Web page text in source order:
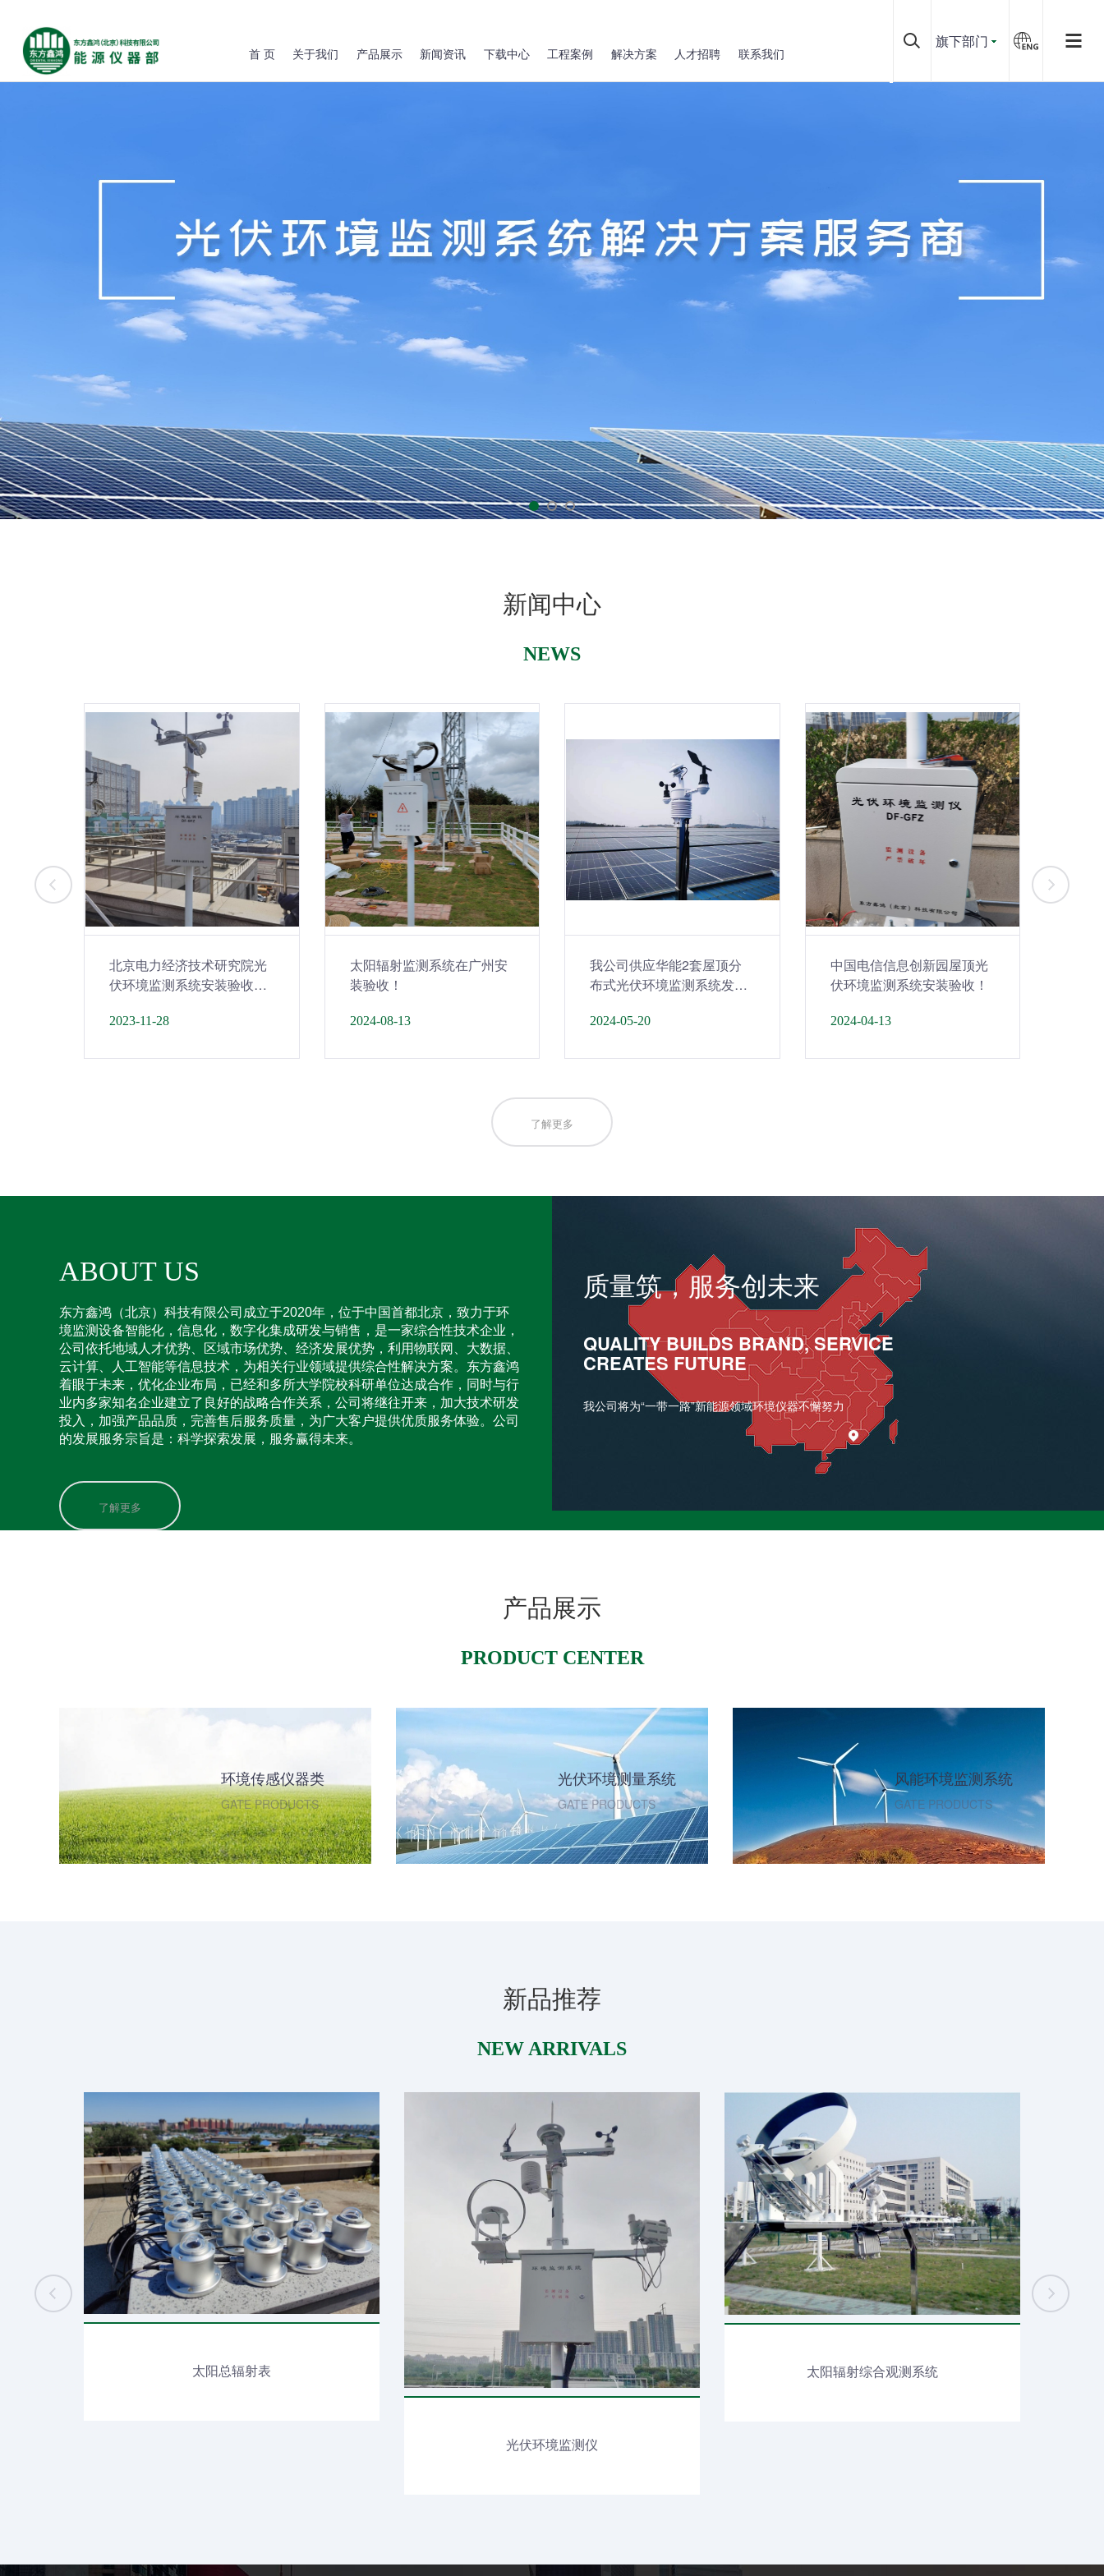
首 页 关于我们 产品展示 新闻资讯 下载中心 工程案例 解决方案 人才招聘 联系我们
旗下部门
新闻中心
NEWS
北京电力经济技术研究院光
伏环境监测系统安装验收完
2023-11-28
太阳辐射监测系统在广州安
装验收！
2024-08-13
我公司供应华能2套屋顶分
布式光伏环境监测系统发
2024-05-20
中国电信信息创新园屋顶光
伏环境监测系统安装验收！
2024-04-13
了解更多
质量筑，服务创未来
QUALITY BUILDS BRAND, SERVICE
CREATES FUTURE
我公司将为“一带一路”新能源领域环境仪器不懈努力
ABOUT US
东方鑫鸿（北京）科技有限公司成立于2020年，位于中国首都北京，致力于环
境监测设备智能化，信息化，数字化集成研发与销售，是一家综合性技术企业，
公司依托地域人才优势、区域市场优势、经济发展优势，利用物联网、大数据、
云计算、人工智能等信息技术，为相关行业领域提供综合性解决方案。东方鑫鸿
着眼于未来，优化企业布局，已经和多所大学院校科研单位达成合作，同时与行
业内多家知名企业建立了良好的战略合作关系，公司将继往开来，加大技术研发
投入，加强产品品质，完善售后服务质量，为广大客户提供优质服务体验。公司
的发展服务宗旨是：科学探索发展，服务赢得未来。
了解更多
产品展示
PRODUCT CENTER
环境传感仪器类
GATE PRODUCTS
光伏环境测量系统
GATE PRODUCTS
风能环境监测系统
GATE PRODUCTS
新品推荐
NEW ARRIVALS
太阳总辐射表
光伏环境监测仪
太阳辐射综合观测系统